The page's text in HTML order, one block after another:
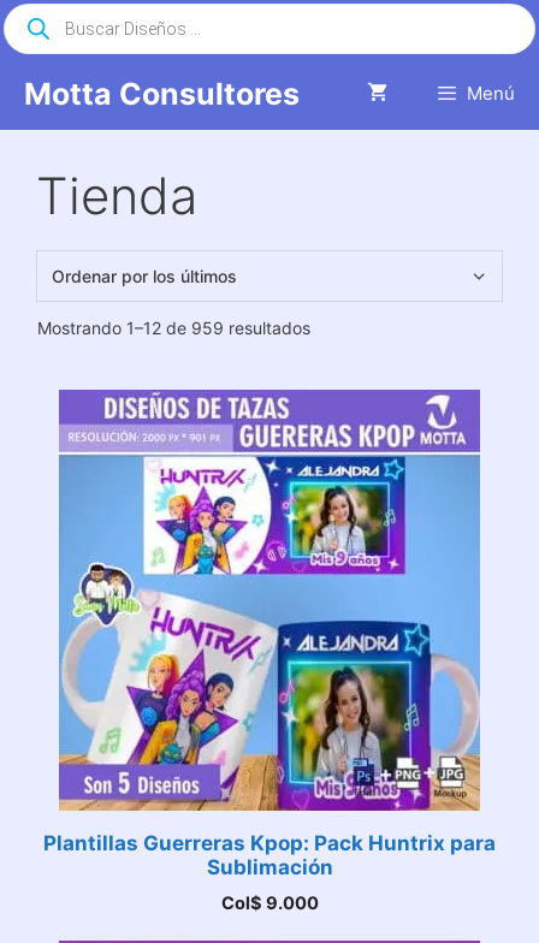
Saltar
al
Motta Consultores Menú
Búsqueda
de
productos
Tienda
Mostrando 1–12 de 959 resultadosOrdenado
Plantillas Guerreras Kpop: Pack Huntrix para
Sublimación
Col$ 9.000